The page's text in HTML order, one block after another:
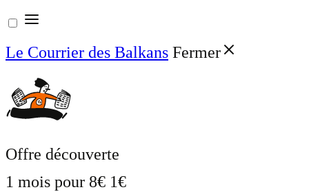
Aller
au
contenu
Le Courrier des Balkans Fermer
Offre découverte
1 mois pour 8€ 1€